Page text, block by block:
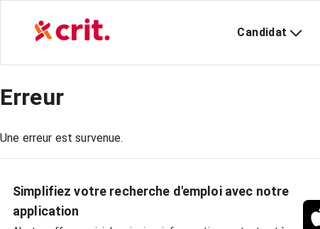
Candidat
Erreur
Une erreur est survenue.
Simplifiez votre recherche d'emploi avec notre
application